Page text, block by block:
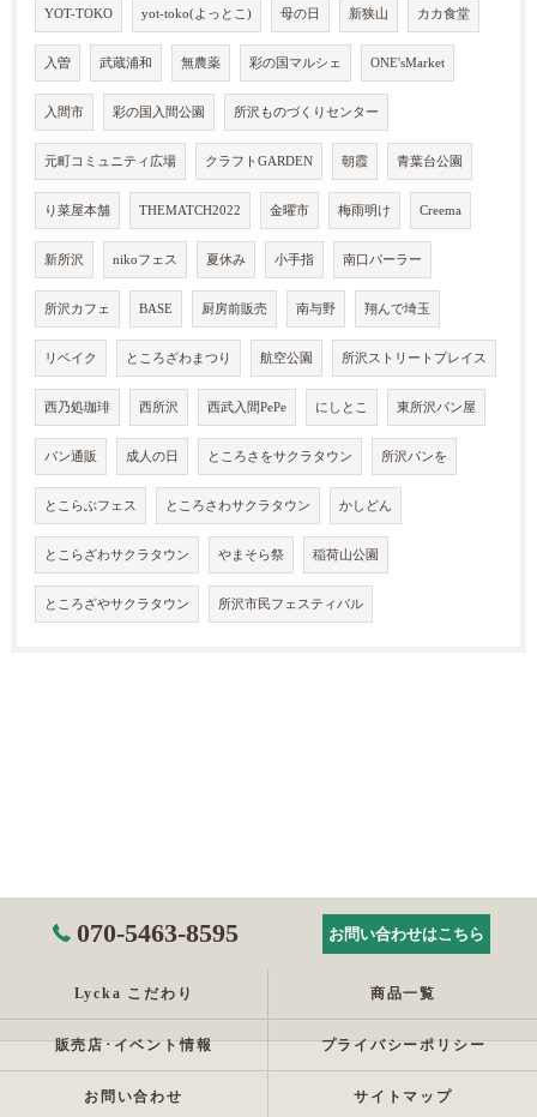
YOT-TOKO yot-toko(よっとこ) 母の日 新狭山 カカ食堂
入曽 武蔵浦和 無農薬 彩の国マルシェ ONE'sMarket
入間市 彩の国入間公園 所沢ものづくりセンター
元町コミュニティ広場 クラフトGARDEN 朝霞 青葉台公園
り菜屋本舗 THEMATCH2022 金曜市 梅雨明け Creema
新所沢 nikoフェス 夏休み 小手指 南口パーラー
所沢カフェ BASE 厨房前販売 南与野 翔んで埼玉
リベイク ところざわまつり 航空公園 所沢ストリートプレイス
西乃処珈琲 西所沢 西武入間PePe にしとこ 東所沢パン屋
パン通販 成人の日 ところさをサクラタウン 所沢パンを
とこらぶフェス ところさわサクラタウン かしどん
とこらざわサクラタウン やまそら祭 稲荷山公園
ところざやサクラタウン 所沢市民フェスティバル
070-5463-8595 お問い合わせはこちら
Lycka こだわり 商品一覧
販売店･イベント情報 プライバシーポリシー
お問い合わせ サイトマップ